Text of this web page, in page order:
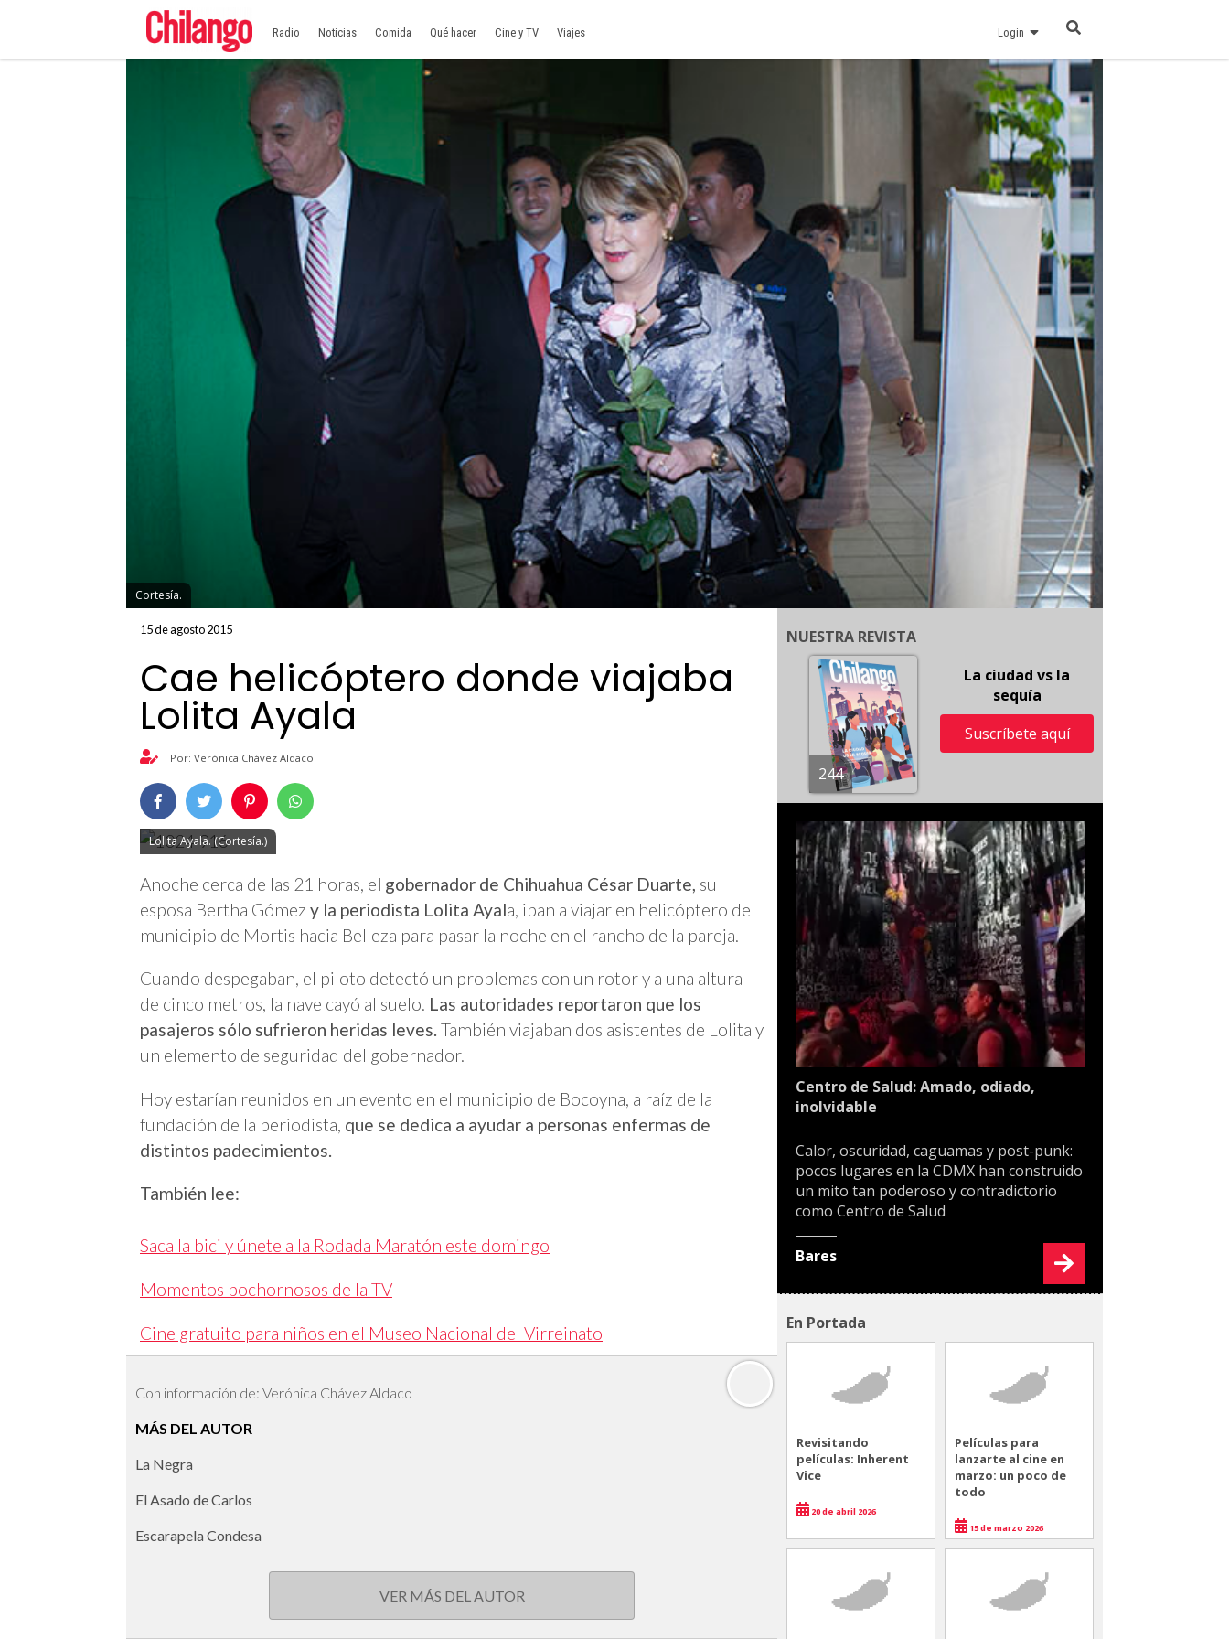
Radio Noticias Comida Qué hacer Cine y TV Viajes Login
Cortesía.
15 de agosto 2015
Cae helicóptero donde viajaba
Lolita Ayala
Por: Verónica Chávez Aldaco
Lolita Ayala. (Cortesía.)
Anoche cerca de las 21 horas, el gobernador de Chihuahua César Duarte, su
esposa Bertha Gómez y la periodista Lolita Ayala, iban a viajar en helicóptero del
municipio de Mortis hacia Belleza para pasar la noche en el rancho de la pareja.
Cuando despegaban, el piloto detectó un problemas con un rotor y a una altura
de cinco metros, la nave cayó al suelo. Las autoridades reportaron que los
pasajeros sólo sufrieron heridas leves. También viajaban dos asistentes de Lolita y
un elemento de seguridad del gobernador.
Hoy estarían reunidos en un evento en el municipio de Bocoyna, a raíz de la
fundación de la periodista, que se dedica a ayudar a personas enfermas de
distintos padecimientos.
También lee:
Saca la bici y únete a la Rodada Maratón este domingo
Momentos bochornosos de la TV
Cine gratuito para niños en el Museo Nacional del Virreinato
Con información de: Verónica Chávez Aldaco
MÁS DEL AUTOR
La Negra
El Asado de Carlos
Escarapela Condesa
VER MÁS DEL AUTOR
NUESTRA REVISTA
244
La ciudad vs la
sequía
Suscríbete aquí
Centro de Salud: Amado, odiado,
inolvidable
Calor, oscuridad, caguamas y post-punk:
pocos lugares en la CDMX han construido
un mito tan poderoso y contradictorio
como Centro de Salud
Bares
En Portada
Revisitando
películas: Inherent
Vice
20 de abril 2026
Películas para
lanzarte al cine en
marzo: un poco de
todo
15 de marzo 2026